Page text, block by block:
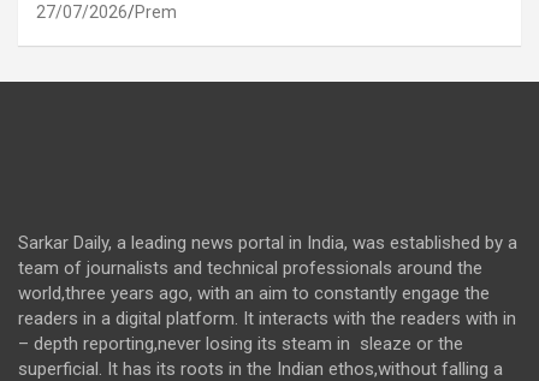
27/07/2026 Prem
Sarkar Daily, a leading news portal in India, was established by a
team of journalists and technical professionals around the
world,three years ago, with an aim to constantly engage the
readers in a digital platform. It interacts with the readers with in
– depth reporting,never losing its steam in sleaze or the
superficial. It has its roots in the Indian ethos,without falling a